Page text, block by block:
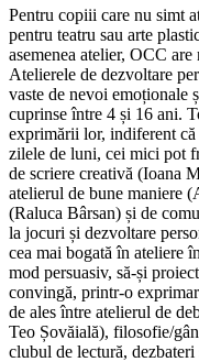
Pentru copiii care nu simt
pentru teatru sau arte
asemenea atelier, OCC
Atelierele de dezvoltare
vaste de nevoi emoționale
cuprinse între 4 și 16 ani.
exprimării lor, indiferent
zilele de luni, cei mici pot
de scriere creativă (Ioana
atelierul de bune maniere
(Raluca Bârsan) și de
la jocuri și dezvoltare
cea mai bogată în ateliere
mod persuasiv, să-și
convingă, printr-o
de ales între atelierul de
Teo Șovăială), filosofie/
clubul de lectură,